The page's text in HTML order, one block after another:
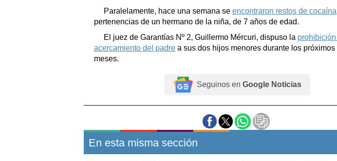
Paralelamente, hace una semana se encontraron restos de cocaína
pertenencias de un hermano de la niña, de 7 años de edad.
El juez de Garantías Nº 2, Guillermo Mércuri, dispuso la
acercamiento del padre a sus dos hijos menores durante los próximos
meses.
Seguinos en Google Noticias
En esta misma sección